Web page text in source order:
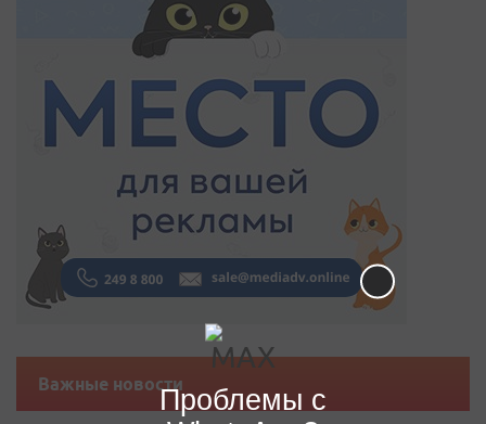
Важные новостиПроблемы с